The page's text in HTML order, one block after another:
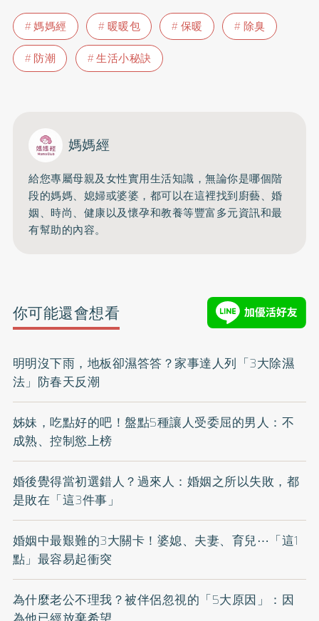
媽媽經 暖暖包 保暖
除臭
防潮
生活小秘訣
媽媽經
給您專屬母親及女性實用生活知識，無論你是哪個階
段的媽媽、媳婦或婆婆，都可以在這裡找到廚藝、婚
姻、時尚、健康以及懷孕和教養等豐富多元資訊和最
有幫助的內容。
你可能還會想看
明明沒下雨，地板卻濕答答？家事達人列「3大除濕
法」防春天反潮
姊妹，吃點好的吧！盤點5種讓人受委屈的男人：不
成熟、控制慾上榜
婚後覺得當初選錯人？過來人：婚姻之所以失敗，都
是敗在「這3件事」
婚姻中最艱難的3大關卡！婆媳、夫妻、育兒⋯「這1
點」最容易起衝突
為什麼老公不理我？被伴侶忽視的「5大原因」：因